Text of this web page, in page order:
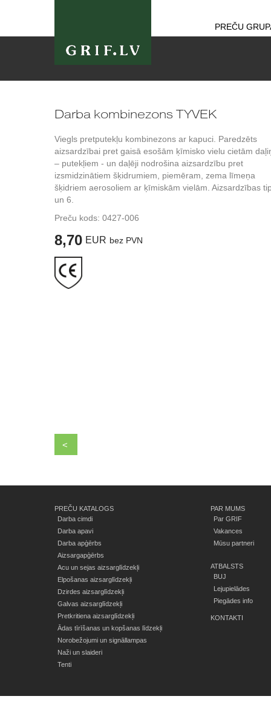
PREČU
Darba kombinezons TYVEK
Viegls pretputekļu kombinezons ar kapuci. Paredzēts
aizsardzībai pret gaisā esošām ķīmisko vielu cietām
– putekļiem - un daļēji nodrošina aizsardzību pret
izsmidzinātiem šķidrumiem, piemēram, zema līmeņa
šķidriem aerosoliem ar ķīmiskām vielām. Aizsardzības
un 6.
Preču kods: 0427-006
8,70 EUR bez PVN
<
PREČU KATALOGS
Darba cimdi
Darba apavi
Darba apģērbs
Aizsargapģērbs
Acu un sejas aizsarglīdzekļi
Elpošanas aizsarglīdzekļi
Dzirdes aizsarglīdzekļi
Galvas aizsarglīdzekļi
Pretkritiena aizsarglīdzekļi
Ādas tīrīšanas un kopšanas līdzekļi
Norobežojumi un signāllampas
Naži un slaideri
Tenti
PAR MUMS
Par GRIF
Vakances
Mūsu partneri
ATBALSTS
BUJ
Lejupielādes
Piegādes info
KONTAKTI